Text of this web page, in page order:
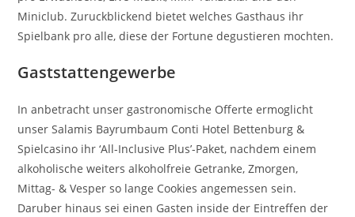
Miniclub. Zuruckblickend bietet welches Gasthaus ihr
Spielbank pro alle, diese der Fortune degustieren mochten.
Gaststattengewerbe
In anbetracht unser gastronomische Offerte ermoglicht
unser Salamis Bayrumbaum Conti Hotel Bettenburg &
Spielcasino ihr ‘All-Inclusive Plus’-Paket, nachdem einem
alkoholische weiters alkoholfreie Getranke, Zmorgen,
Mittag- & Vesper so lange Cookies angemessen sein.
Daruber hinaus sei einen Gasten inside der Eintreffen der